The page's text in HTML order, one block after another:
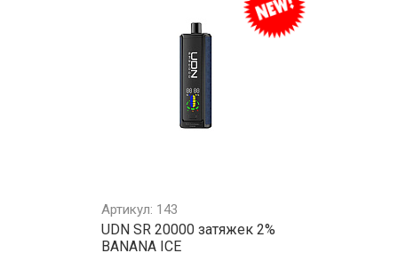
Артикул: 143
UDN SR 20000 затяжек 2%
BANANA ICE